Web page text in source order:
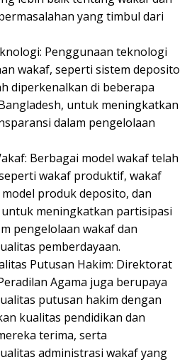
yang timbul dari
Penggunaan teknologi
wakaf, seperti sistem deposito
diperkenalkan di beberapa
untuk meningkatkan
dalam pengelolaan
Berbagai model wakaf telah
wakaf produktif, wakaf
produk deposito, dan
meningkatkan partisipasi
pengelolaan wakaf dan
pemberdayaan.
Putusan Hakim: Direktorat
Agama juga berupaya
putusan hakim dengan
kualitas pendidikan dan
terima, serta
administrasi wakaf yang